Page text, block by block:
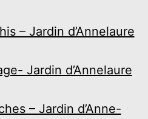
– Jardin d’Annelaure
Jardin d’Annelaure
– Jardin d’Anne-